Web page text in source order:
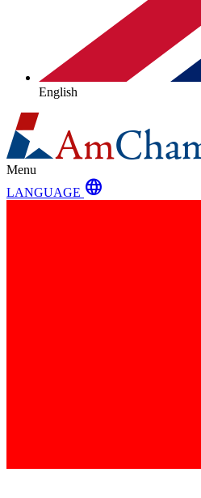
English
Menu
LANGUAGE language